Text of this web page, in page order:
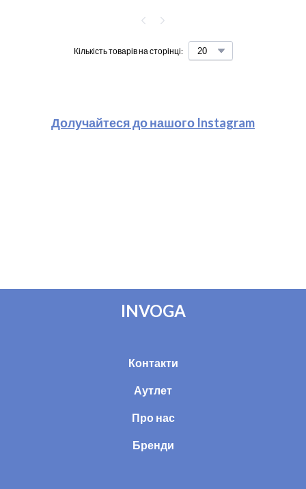
Кількість товарів на сторінці:
Долучайтеся до нашого Instagram
INVOGA
Контакти
Аутлет
Про нас
Бренди